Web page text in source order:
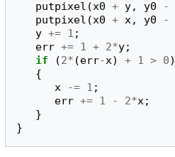
putpixel (x0 + y, y0 -
putpixel (x0 + x, y0 -
y += 1 ;
err += 1 + 2*y;
if
(2* (err-x) + 1 > 0)
{
x
-= 1 ;
err += 1 - 2*x;
}
}